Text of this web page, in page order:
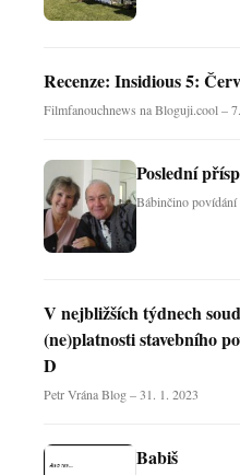
Recenze: Insidious 5:
Filmfanouchnews na Bloguji.cool –
Poslední
Bábinčino povídání
V nejbližších týdnech
(ne)platnosti stavebního
D
Petr Vrána Blog – 31. 1. 2023
Babiš